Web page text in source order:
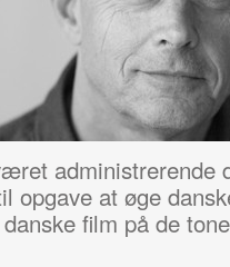
opgave at øge
film på de